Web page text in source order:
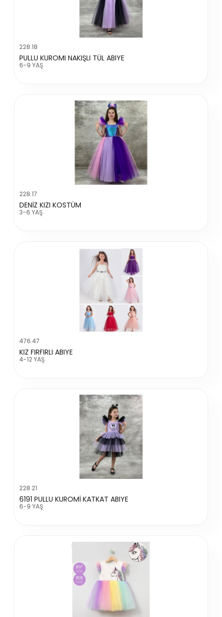
228.18
PULLU KUROMI NAKIŞLI TÜL ABIYE
6-9 YAŞ
228.17
DENİZ KIZI KOSTÜM
3-6 YAŞ
476.47
KIZ FIRFIRLI ABIYE
4-12 YAŞ
228.21
6191 PULLU KUROMİ KATKAT ABIYE
6-9 YAŞ